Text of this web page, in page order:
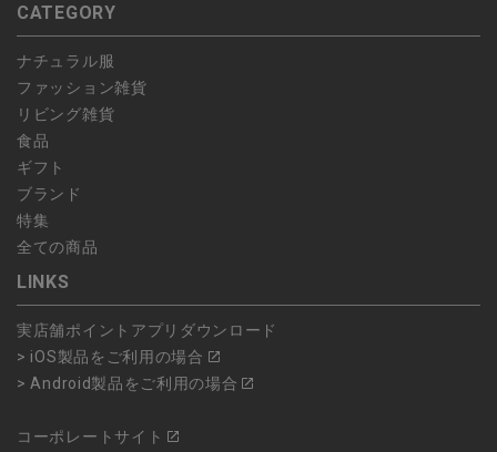
CATEGORY
ナチュラル服
ファッション雑貨
リビング雑貨
食品
ギフト
ブランド
特集
全ての商品
LINKS
実店舗ポイントアプリダウンロード
> iOS製品をご利用の場合
> Android製品をご利用の場合
コーポレートサイト